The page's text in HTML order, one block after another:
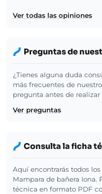
Ver todas las opiniones
Preguntas de
¿Tienes alguna duda
más frecuentes de
pregunta antes de
Ver preguntas
Consulta la ficha
Aquí encontrarás todos
Mampara de bañera Iona.
técnica en formato PDF